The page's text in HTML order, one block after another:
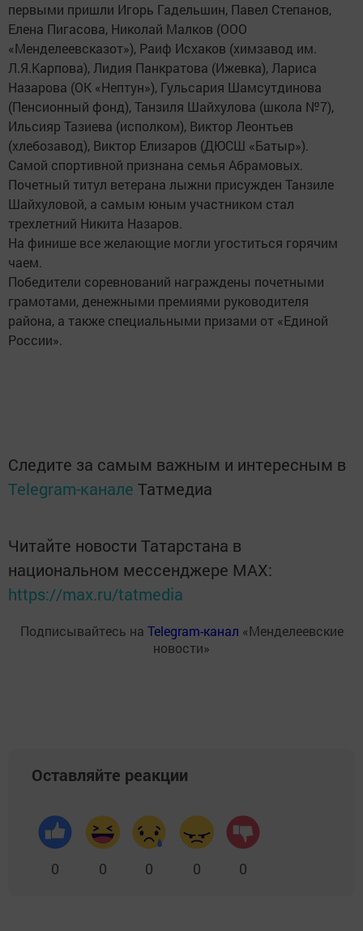
первыми пришли Игорь Гадельшин, Павел Степанов,
Елена Пигасова, Николай Малков (ООО
«Менделеевсказот»), Раиф Исхаков (химзавод им.
Л.Я.Карпова), Лидия Панкратова (Ижевка), Лариса
Назарова (ОК «Нептун»), Гульсария Шамсутдинова
(Пенсионный фонд), Танзиля Шайхулова (школа №7),
Ильсияр Тазиева (исполком), Виктор Леонтьев
(хлебозавод), Виктор Елизаров (ДЮСШ «Батыр»).
Самой спортивной признана семья Абрамовых.
Почетный титул ветерана лыжни присужден Танзиле
Шайхуловой, а самым юным участником стал
трехлетний Никита Назаров.
На финише все желающие могли угоститься горячим
чаем.
Победители соревнований награждены почетными
грамотами, денежными премиями руководителя
района, а также специальными призами от «Единой
России».
Следите за самым важным и интересным в
Telegram-канале Татмедиа
Читайте новости Татарстана в
национальном мессенджере MАХ:
https://max.ru/tatmedia
Подписывайтесь на Telegram-канал «Менделеевские
новости»
Оставляйте реакции
0 0 0 0 0